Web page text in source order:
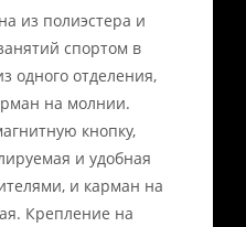
из полиэстера и
спортом в
одного отделения,
на молнии.
кнопку,
и удобная
и карман на
Крепление на